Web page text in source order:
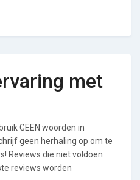
met
GEEN woorden in
geen herhaling op om te
Reviews die niet voldoen
reviews worden